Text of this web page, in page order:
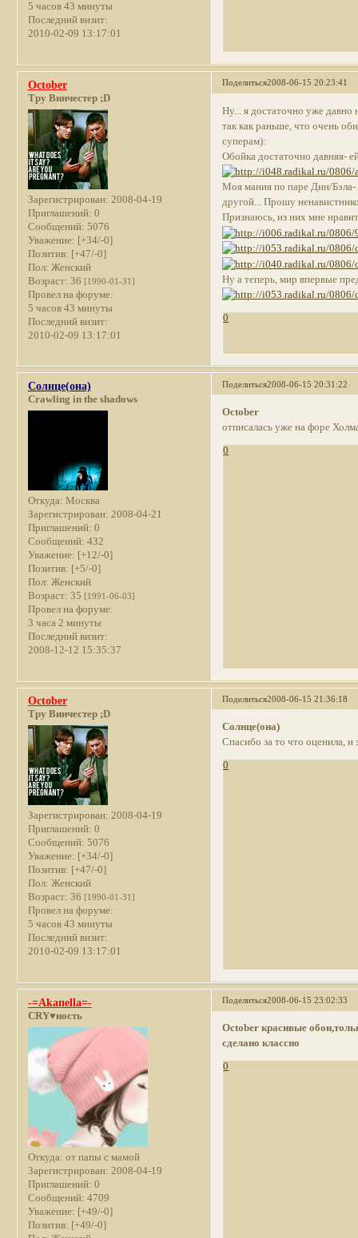
5 часов 43 минуты
Последний визит:
2010-02-09 13:17:01
Поделиться2008-06-15 20:23:41
October
Тру Винчестер ;D
Зарегистрирован: 2008-04-19
Приглашений: 0
Сообщений: 5076
Уважение: [+34/-0]
Позитив: [+47/-0]
Пол: Женский
Возраст: 36 [1990-01-31]
Провел на форуме:
5 часов 43 минуты
Последний визит:
2010-02-09 13:17:01
Ну... я достаточно уже давно
так как раньше, что очень
суперам):
Обойка достаточно давняя-
Моя мания по паре Дин/Бэла-
другой... Прошу
Признаюсь, из них мне
Ну а теперь, мир впервые
0
Поделиться2008-06-15 20:31:22
Солнце(она)
Crawling in the shadows
Откуда: Москва
Зарегистрирован: 2008-04-21
Приглашений: 0
Сообщений: 432
Уважение: [+12/-0]
Позитив: [+5/-0]
Пол: Женский
Возраст: 35 [1991-06-03]
Провел на форуме:
3 часа 2 минуты
Последний визит:
2008-12-12 15:35:37
October
отписалась уже на форе
0
Поделиться2008-06-15 21:36:18
October
Тру Винчестер ;D
Зарегистрирован: 2008-04-19
Приглашений: 0
Сообщений: 5076
Уважение: [+34/-0]
Позитив: [+47/-0]
Пол: Женский
Возраст: 36 [1990-01-31]
Провел на форуме:
5 часов 43 минуты
Последний визит:
2010-02-09 13:17:01
Солнце(она)
Спасибо за то что оценила, и
0
Поделиться2008-06-15 23:02:33
-=Akaпella=-
CRY♥ность
Откуда: от папы с мамой
Зарегистрирован: 2008-04-19
Приглашений: 0
Сообщений: 4709
Уважение: [+49/-0]
Позитив: [+49/-0]
October красивые
сделано классно
0